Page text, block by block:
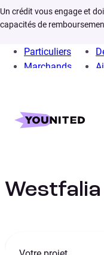
Un crédit vous engage et
capacités de
Particuliers
Marchands
Home
Financer son Van